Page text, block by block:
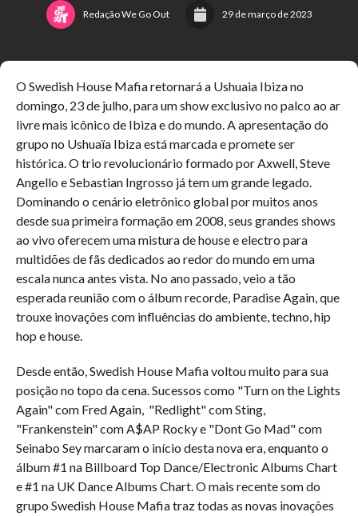
Redação We Go Out 29 de março de 2023
O Swedish House Mafia retornará a Ushuaia Ibiza no
domingo, 23 de julho, para um show exclusivo no palco ao ar
livre mais icônico de Ibiza e do mundo. A apresentação do
grupo no Ushuaïa Ibiza está marcada e promete ser
histórica. O trio revolucionário formado por Axwell, Steve
Angello e Sebastian Ingrosso já tem um grande legado.
Dominando o cenário eletrônico global por muitos anos
desde sua primeira formação em 2008, seus grandes shows
ao vivo oferecem uma mistura de house e electro para
multidões de fãs dedicados ao redor do mundo em uma
escala nunca antes vista. No ano passado, veio a tão
esperada reunião com o álbum recorde, Paradise Again, que
trouxe inovações com influências do ambiente, techno, hip
hop e house.
Desde então, Swedish House Mafia voltou muito para sua
posição no topo da cena. Sucessos como "Turn on the Lights
Again" com Fred Again, "Redlight" com Sting,
"Frankenstein" com A$AP Rocky e "Dont Go Mad" com
Seinabo Sey marcaram o início desta nova era, enquanto o
álbum #1 na Billboard Top Dance/Electronic Albums Chart
e #1 na UK Dance Albums Chart. O mais recente som do
grupo Swedish House Mafia traz todas as novas inovações